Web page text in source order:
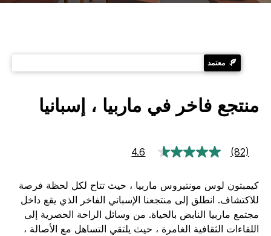
معتمد
منتجع فاخر في ماربيا ، إسبانيا
4.6
قراءة
رابط
نفس
(82)
كيمبتون لوس مونتيروس ماربيا ، حيث تتاح لكل لحظة فرصة
للاكتشاف. انطلق إلى منتجعنا الإسباني الفاخر الذي يقع داخل
مجتمع ماربيا النابض بالحياة. من وسائل الراحة الحصرية إلى
اللقاءات الثقافية الغامرة ، حيث يلتقي التساهل مع الأصالة ،